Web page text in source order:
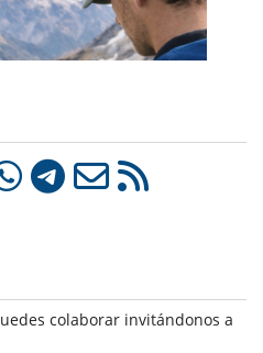
colaborar invitándonos a